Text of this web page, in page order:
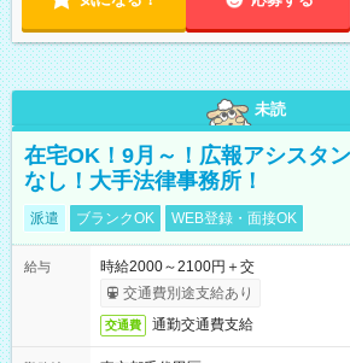
未読
在宅OK！9月～！広報アシスタ
なし！大手法律事務所！
派遣 ブランクOK WEB登録・面接OK
給与
時給2000～2100円＋交
交通費別途支給あり
交通費 通勤交通費支給